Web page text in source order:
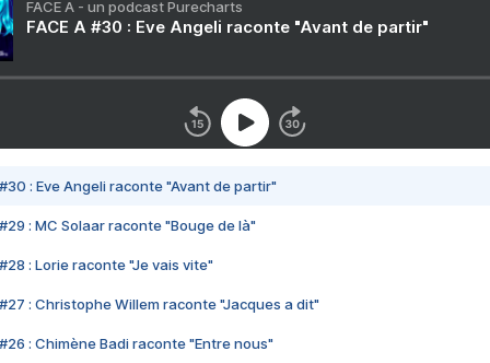
FACE A - un podcast Purecharts
FACE A #30 : Eve Angeli raconte "Avant de partir"
#30 : Eve Angeli raconte "Avant de partir"
#29 : MC Solaar raconte "Bouge de là"
#28 : Lorie raconte "Je vais vite"
#27 : Christophe Willem raconte "Jacques a dit"
#26 : Chimène Badi raconte "Entre nous"